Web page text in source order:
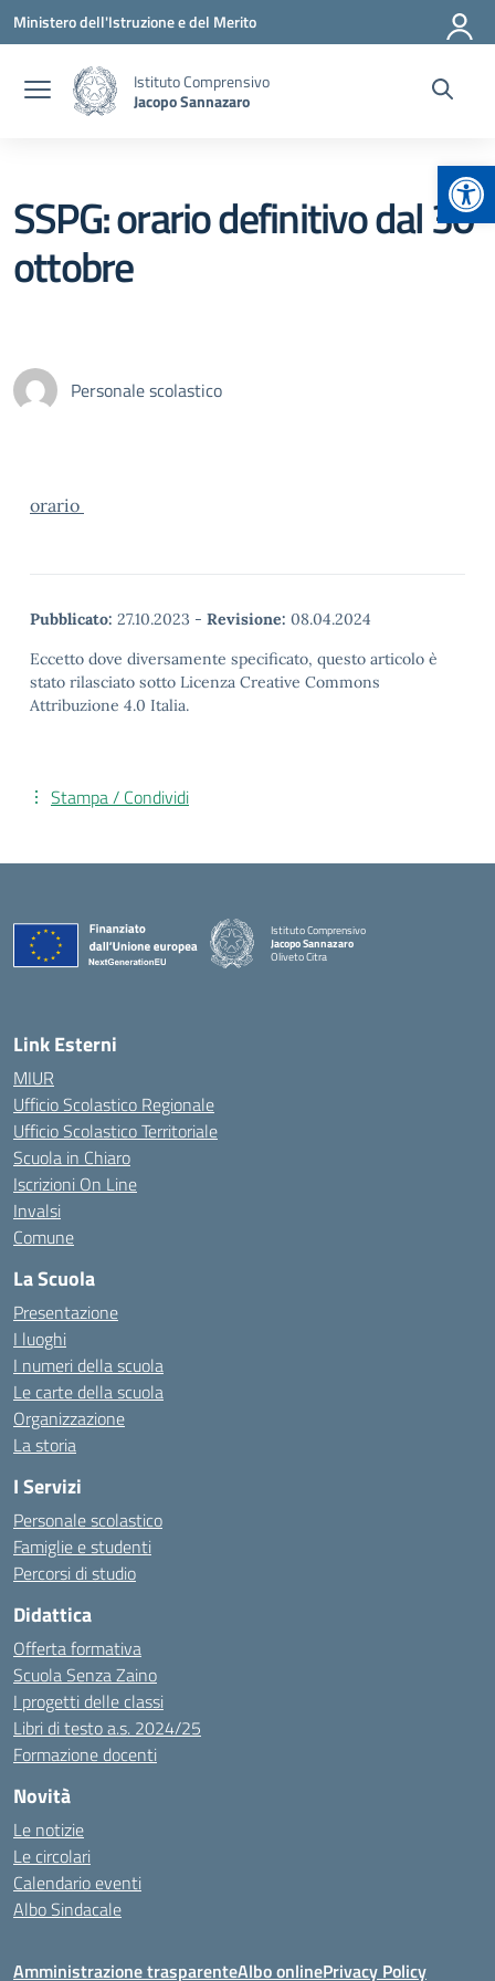
Vai ai contenuti
Vai al menu di navigazione
Vai al footer
Ministero dell'Istruzione e del Merito
Istituto Comprensivo
Jacopo Sannazaro
SSPG: orario definitivo dal 30
ottobre
Personale scolastico
orario
Pubblicato: 27.10.2023 - Revisione: 08.04.2024
Eccetto dove diversamente specificato, questo articolo è
stato rilasciato sotto Licenza Creative Commons
Attribuzione 4.0 Italia.
Stampa / Condividi
Istituto Comprensivo
Jacopo Sannazaro
Oliveto Citra
Link Esterni
MIUR
Ufficio Scolastico Regionale
Ufficio Scolastico Territoriale
Scuola in Chiaro
Iscrizioni On Line
Invalsi
Comune
La Scuola
Presentazione
I luoghi
I numeri della scuola
Le carte della scuola
Organizzazione
La storia
I Servizi
Personale scolastico
Famiglie e studenti
Percorsi di studio
Didattica
Offerta formativa
Scuola Senza Zaino
I progetti delle classi
Libri di testo a.s. 2024/25
Formazione docenti
Novità
Le notizie
Le circolari
Calendario eventi
Albo Sindacale
Amministrazione trasparenteAlbo onlinePrivacy Policy